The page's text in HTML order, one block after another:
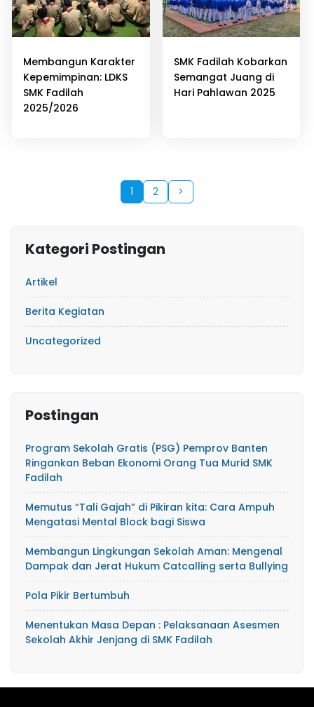
Membangun Karakter
Kepemimpinan: LDKS
SMK Fadilah
2025/2026
SMK Fadilah Kobarkan
Semangat Juang di
Hari Pahlawan 2025
1 2 >
Kategori Postingan
Artikel
Berita Kegiatan
Uncategorized
Postingan
Program Sekolah Gratis (PSG) Pemprov Banten
Ringankan Beban Ekonomi Orang Tua Murid SMK
Fadilah
Memutus “Tali Gajah” di Pikiran kita: Cara Ampuh
Mengatasi Mental Block bagi Siswa
​Membangun Lingkungan Sekolah Aman: Mengenal
Dampak dan Jerat Hukum Catcalling serta Bullying
Pola Pikir Bertumbuh
Menentukan Masa Depan : Pelaksanaan Asesmen
Sekolah Akhir Jenjang di SMK Fadilah